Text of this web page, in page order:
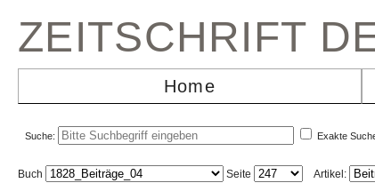
ZEITSCHRIFT
Home
Suche: Exakte
Buch Seite Artikel: